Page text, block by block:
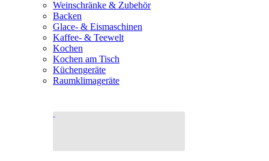
Weinschränke & Zubehör
Backen
Glace- & Eismaschinen
Kaffee- & Teewelt
Kochen
Kochen am Tisch
Küchengeräte
Raumklimageräte